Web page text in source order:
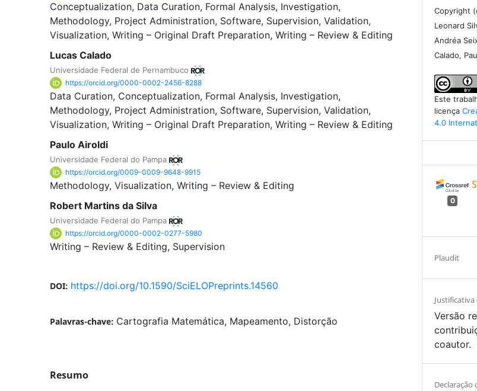
Conceptualization Data Curation Formal Analysis Investigation
Methodology Project Administration Software Supervision Validation
Visualization Writing – Original Draft Preparation Writing – Review & Editing
Lucas Calado
Universidade Federal de Pernambuco
https://orcid.org/0000-0002-2456-8288
Data Curation Conceptualization Formal Analysis Investigation
Methodology Project Administration Software Supervision Validation
Visualization Writing – Original Draft Preparation Writing – Review & Editing
Paulo Airoldi
Universidade Federal do Pampa
https://orcid.org/0009-0009-9648-9915
Methodology Visualization Writing – Review & Editing
Robert Martins da Silva
Universidade Federal do Pampa
https://orcid.org/0000-0002-0277-5980
Writing – Review & Editing Supervision
DOI: https://doi.org/10.1590/SciELOPreprints.14560
Palavras-chave: Cartografia Matemática, Mapeamento, Distorção
Resumo
Copyright
Leonard
Andréa
Calado,
Este
licença
4.0
0
Plaudit
Justificativa
Versão
coautor.
Declaração